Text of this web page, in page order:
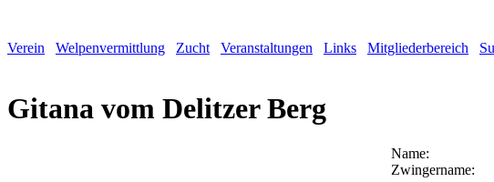
Verein Welpenvermittlung Zucht Veranstaltungen Links Mitgliederbereich
Gitana vom Delitzer Berg
Name:
Zwingername: